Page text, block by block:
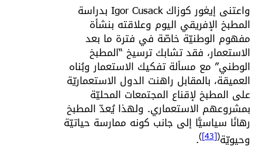
واعتنى إيغور كوزاك Igor Cusack بدراسة
المطبخ الإفريقي اليوم وعلاقته بنشأة
مفهوم الوطنيّة خاصّة في فترة ما بعد
الاستعمار، فقد تشابك ترسيخ “المطبخ
الوطني” مع مسألة تفكيك الاستعمار وبُناه
العميقة، بالمقابل راهنت الدول الاستعماريّة
على المطبخ لإقناع المجتمعات المحليّة
بمشروعهم الاستعماري. ولهذا يُعدّ المطبخ
رهانًا سياسيًّا إلى جانب كونه ممارسة حياتيّة
وحيويّة(
[43]
)
.